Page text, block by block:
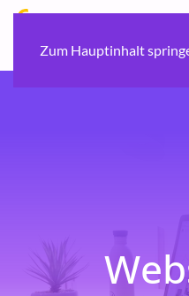
Zum Hauptinhalt